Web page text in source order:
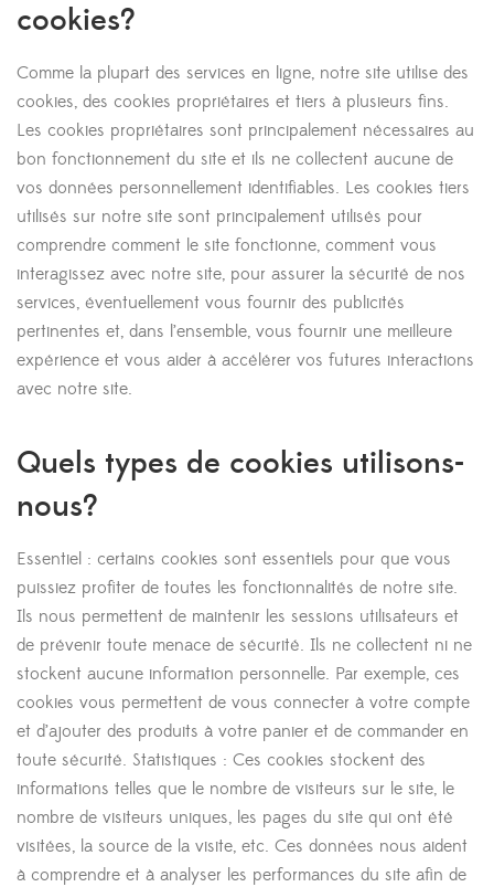
cookies?
Comme la plupart des services en ligne, notre site utilise des
cookies, des cookies propriétaires et tiers à plusieurs fins.
Les cookies propriétaires sont principalement nécessaires au
bon fonctionnement du site et ils ne collectent aucune de
vos données personnellement identifiables. Les cookies tiers
utilisés sur notre site sont principalement utilisés pour
comprendre comment le site fonctionne, comment vous
interagissez avec notre site, pour assurer la sécurité de nos
services, éventuellement vous fournir des publicités
pertinentes et, dans l’ensemble, vous fournir une meilleure
expérience et vous aider à accélérer vos futures interactions
avec notre site.
Quels types de cookies utilisons-
nous?
Essentiel : certains cookies sont essentiels pour que vous
puissiez profiter de toutes les fonctionnalités de notre site.
Ils nous permettent de maintenir les sessions utilisateurs et
de prévenir toute menace de sécurité. Ils ne collectent ni ne
stockent aucune information personnelle. Par exemple, ces
cookies vous permettent de vous connecter à votre compte
et d’ajouter des produits à votre panier et de commander en
toute sécurité. Statistiques : Ces cookies stockent des
informations telles que le nombre de visiteurs sur le site, le
nombre de visiteurs uniques, les pages du site qui ont été
visitées, la source de la visite, etc. Ces données nous aident
à comprendre et à analyser les performances du site afin de